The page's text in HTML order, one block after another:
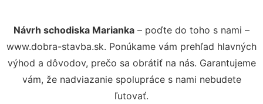
Návrh schodiska Marianka – poďte do toho s nami –
www.dobra-stavba.sk. Ponúkame vám prehľad hlavných
výhod a dôvodov, prečo sa obrátiť na nás. Garantujeme
vám, že nadviazanie spolupráce s nami nebudete
ľutovať.